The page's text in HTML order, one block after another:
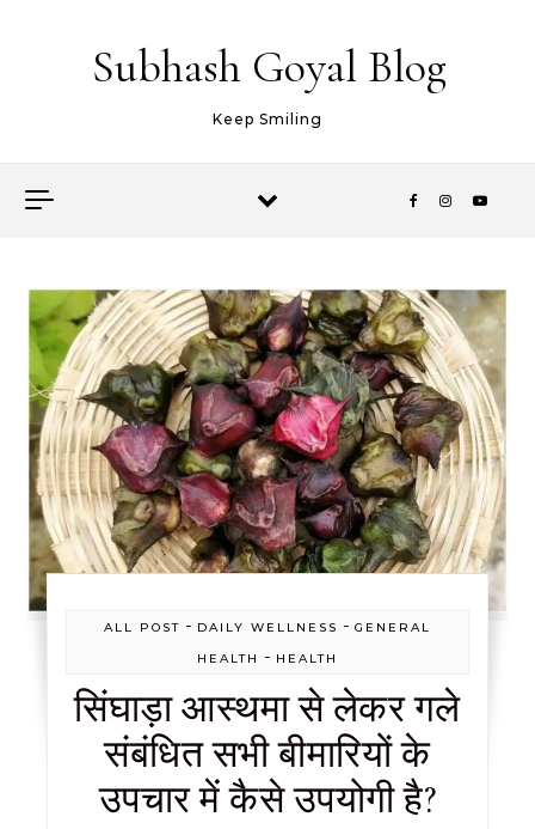
Subhash Goyal Blog
Keep Smiling
ALL POST - DAILY WELLNESS - GENERAL
HEALTH
- HEALTH
सिंघाड़ा आस्थमा से लेकर गले
संबंधित सभी बीमारियों के
उपचार में कैसे उपयोगी है?